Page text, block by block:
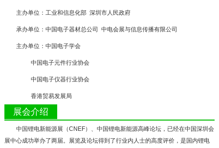
主办单位：工业和信息化部 深圳市人民政府
承办单位：中国电子器材总公司 中电会展与信息传播有限公司
主办单位：中国电子学会
中国电子元件行业协会
中国电子仪器行业协会
香港贸易发展局
展会介绍
中国锂电新能源展 （CNEF）、中国锂电新能源高峰论坛，已经在中国深圳会
展中心成功举办了两届。展览及论坛得到了行业内人士的高度评价，是国内锂电